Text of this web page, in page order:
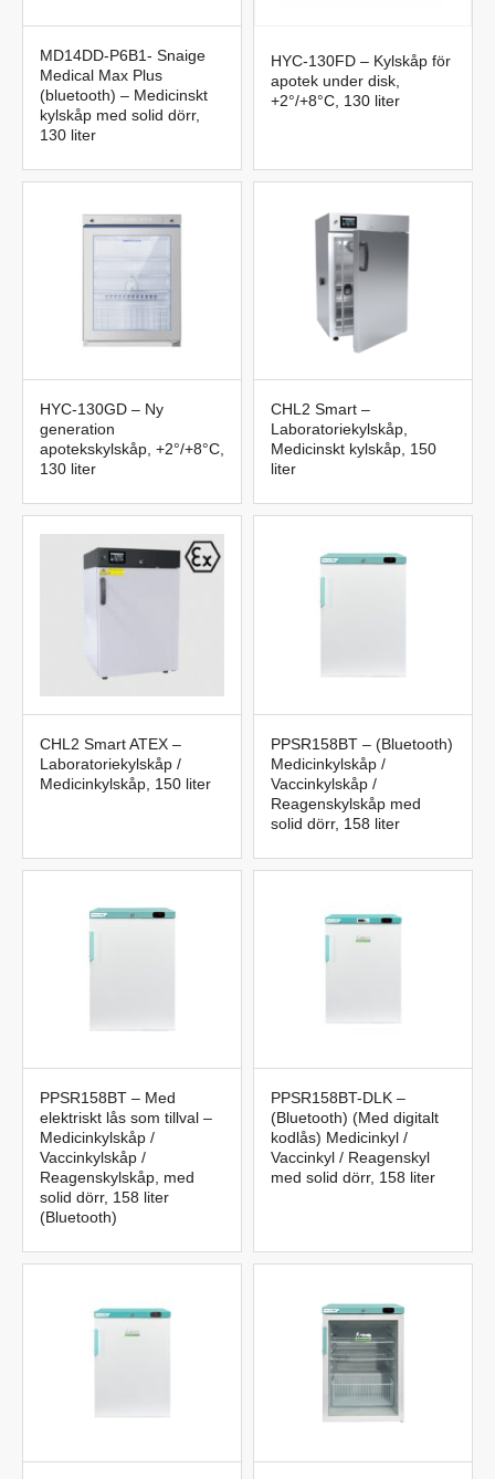
MD14DD-P6B1- Snaige
Medical Max Plus
(bluetooth) – Medicinskt
kylskåp med solid dörr,
130 liter
HYC-130FD – Kylskåp för
apotek under disk,
+2°/+8°C, 130 liter
HYC-130GD – Ny
generation
apotekskylskåp, +2°/+8°C,
130 liter
CHL2 Smart –
Laboratoriekylskåp,
Medicinskt kylskåp, 150
liter
CHL2 Smart ATEX –
Laboratoriekylskåp /
Medicinkylskåp, 150 liter
PPSR158BT – (Bluetooth)
Medicinkylskåp /
Vaccinkylskåp /
Reagenskylskåp med
solid dörr, 158 liter
PPSR158BT – Med
elektriskt lås som tillval –
Medicinkylskåp /
Vaccinkylskåp /
Reagenskylskåp, med
solid dörr, 158 liter
(Bluetooth)
PPSR158BT-DLK –
(Bluetooth) (Med digitalt
kodlås) Medicinkyl /
Vaccinkyl / Reagenskyl
med solid dörr, 158 liter